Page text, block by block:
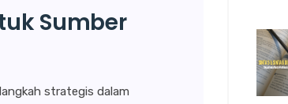
Sumber
strategis dalam